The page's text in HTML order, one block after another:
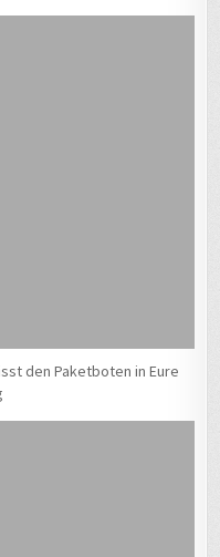
den Paketboten in Eure